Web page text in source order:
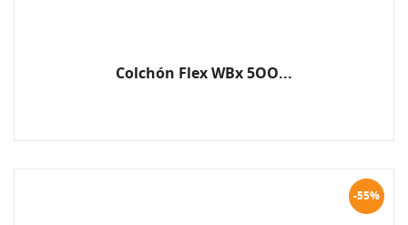
Colchón Flex WBx 5OO...
-55%